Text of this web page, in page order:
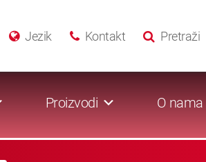
Pretraži
Kontakt
Jezik
Proizvodi O nama